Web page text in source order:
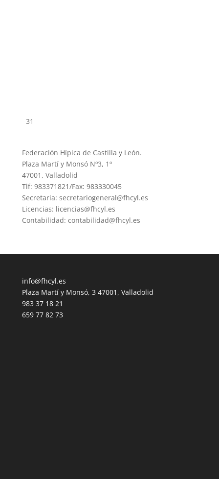
31
Federación Hípica de Castilla y León.
Plaza Martí y Monsó Nº3, 1º
47001, Valladolid
Tlf: 983371821/Fax: 983330045
Secretaria: secretariogeneral@fhcyl.es
Licencias: licencias@fhcyl.es
Contabilidad: contabilidad@fhcyl.es
info@fhcyl.es
Plaza Martí y Monsó, 3 47001, Valladolid
983 37 18 21
659 77 82 73